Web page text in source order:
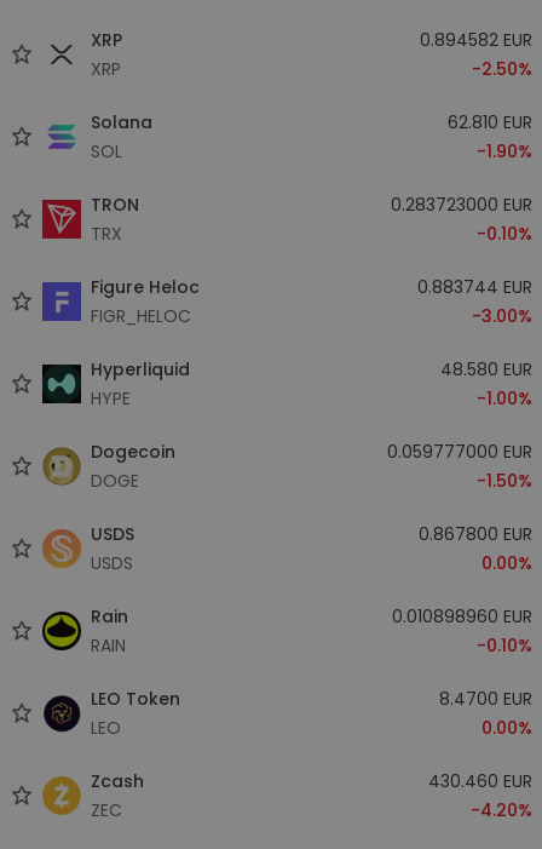
XRP
XRP
0.894582 EUR
-2.50%
Solana
SOL
62.810 EUR
-1.90%
TRON
TRX
0.283723000 EUR
-0.10%
Figure Heloc
FIGR_HELOC
0.883744 EUR
-3.00%
Hyperliquid
HYPE
48.580 EUR
-1.00%
Dogecoin
DOGE
0.059777000 EUR
-1.50%
USDS
USDS
0.867800 EUR
0.00%
Rain
RAIN
0.010898960 EUR
-0.10%
LEO Token
LEO
8.4700 EUR
0.00%
Zcash
ZEC
430.460 EUR
-4.20%